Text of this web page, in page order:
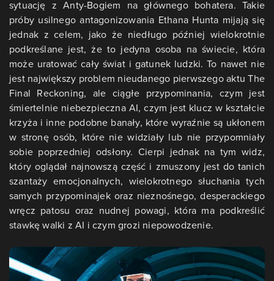
sytuację z Anty-Bogiem na głównego bohatera. Takie
próby usilnego antagonizowania Ethana Hunta mijają się
jednak z celem, jako że niedługo później wielokrotnie
podkreślane jest, że to jedyna osoba na świecie, która
może uratować cały świat i gatunek ludzki. To nawet nie
jest największy problem nieudanego pierwszego aktu The
Final Reckoning, ale ciągłe przypominania, czym jest
śmiertelnie niebezpieczna AI, czym jest klucz w kształcie
krzyża i inne podobne banały, które wyraźnie są ukłonem
w stronę osób, które nie widziały lub nie przypomniały
sobie poprzedniej odsłony. Cierpi jednak na tym widz,
który oglądał najnowszą część i zmuszony jest do tanich
szantaży emocjonalnych, wielokrotnego słuchania tych
samych przypominajek oraz nieznośnego, desperackiego
wręcz patosu oraz nudnej powagi, która ma podkreślić
stawkę walki z AI i czym grozi niepowodzenie.